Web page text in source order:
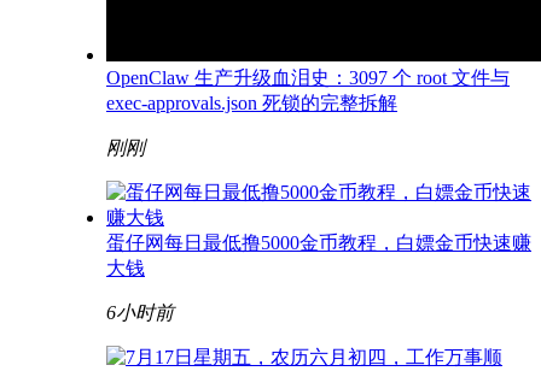
OpenClaw 生产升级血泪史：3097 个 root 文件与
exec-approvals.json 死锁的完整拆解
刚刚
蛋仔网每日最低撸5000金币教程，白嫖金币快速赚
大钱
6小时前